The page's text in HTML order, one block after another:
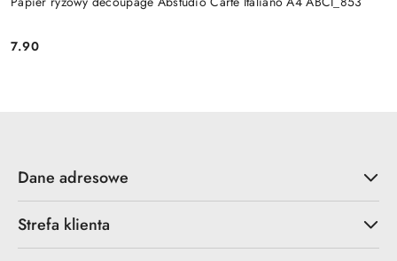
Cena:
7.90
Dane adresowe
Strefa klienta